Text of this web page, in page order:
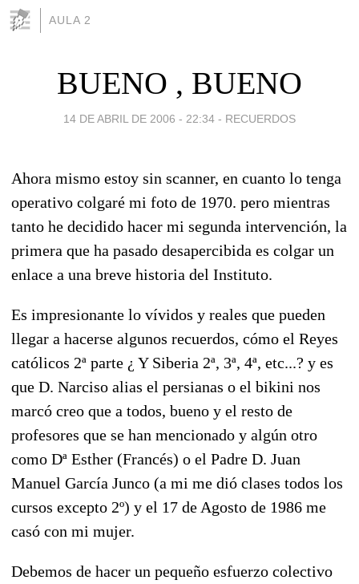
AULA 2
BUENO , BUENO
14 DE ABRIL DE 2006 - 22:34 - RECUERDOS
Ahora mismo estoy sin scanner, en cuanto lo tenga
operativo colgaré mi foto de 1970. pero mientras
tanto he decidido hacer mi segunda intervención, la
primera que ha pasado desapercibida es colgar un
enlace a una breve historia del Instituto.
Es impresionante lo vívidos y reales que pueden
llegar a hacerse algunos recuerdos, cómo el Reyes
católicos 2ª parte ¿ Y Siberia 2ª, 3ª, 4ª, etc...? y es
que D. Narciso alias el persianas o el bikini nos
marcó creo que a todos, bueno y el resto de
profesores que se han mencionado y algún otro
como Dª Esther (Francés) o el Padre D. Juan
Manuel García Junco (a mi me dió clases todos los
cursos excepto 2º) y el 17 de Agosto de 1986 me
casó con mi mujer.
Debemos de hacer un pequeño esfuerzo colectivo